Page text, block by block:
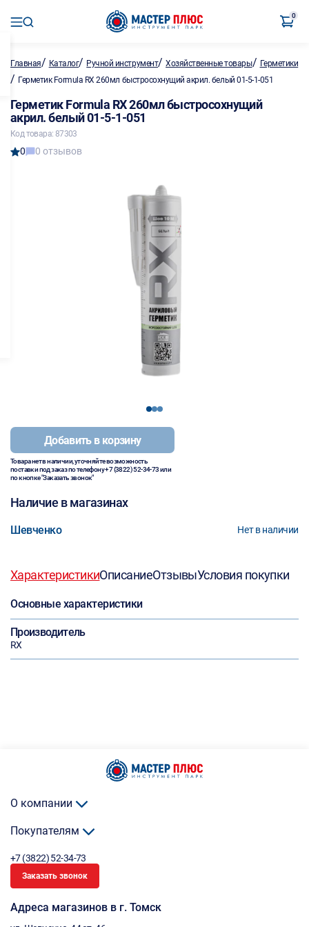
0
Главная/ Каталог/ Ручной инструмент/Хозяйственные товары/ Герметики
/ Герметик Formula RX 260мл быстросохнущий акрил. белый 01-5-1-051
Герметик Formula RX 260мл быстросохнущий
акрил. белый 01-5-1-051
Код товара: 87303
0 0 отзывов
123
Добавить в корзину
Товара нет в наличии, уточняйте возможность
поставки под заказ по телефону+7 (3822) 52-34-73или
по кнопке "Заказать звонок"
Наличие в магазинах
Шевченко Нет в наличии
ХарактеристикиОписаниеОтзывыУсловия покупки
Основные характеристики
Производитель
RX
О компании
Покупателям
+7 (3822) 52-34-73
Заказать звонок
Адреса магазинов в г. Томск